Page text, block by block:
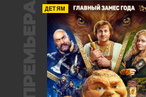
ПРЕМЬЕРА ДЕТЯМ